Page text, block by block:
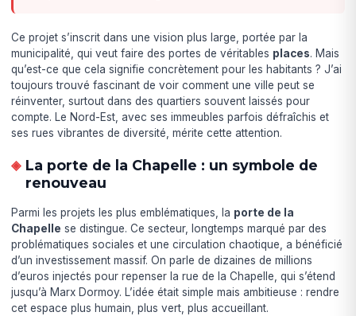
Ce projet s’inscrit dans une vision plus large, portée par la
municipalité, qui veut faire des portes de véritables places. Mais
qu’est-ce que cela signifie concrètement pour les habitants ? J’ai
toujours trouvé fascinant de voir comment une ville peut se
réinventer, surtout dans des quartiers souvent laissés pour
compte. Le Nord-Est, avec ses immeubles parfois défraîchis et
ses rues vibrantes de diversité, mérite cette attention.
La porte de la Chapelle : un symbole de
renouveau
Parmi les projets les plus emblématiques, la porte de la
Chapelle se distingue. Ce secteur, longtemps marqué par des
problématiques sociales et une circulation chaotique, a bénéficié
d’un investissement massif. On parle de dizaines de millions
d’euros injectés pour repenser la rue de la Chapelle, qui s’étend
jusqu’à Marx Dormoy. L’idée était simple mais ambitieuse : rendre
cet espace plus humain, plus vert, plus accueillant.